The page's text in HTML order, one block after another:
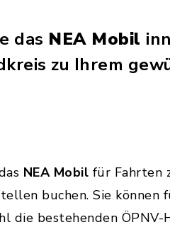
das NEA Mobil
zu Ihrem
NEA Mobil für Fahrten
buchen. Sie können
die bestehenden